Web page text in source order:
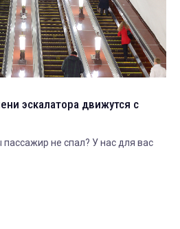
эскалатора движутся с
не спал? У нас для вас